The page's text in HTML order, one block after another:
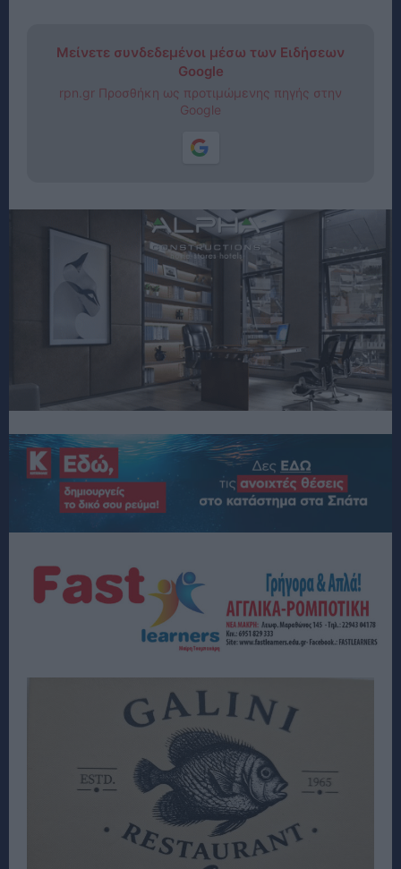
Μείνετε συνδεδεμένοι μέσω των Ειδήσεων
Google
rpn.gr Προσθήκη ως προτιμώμενης πηγής στην
Google